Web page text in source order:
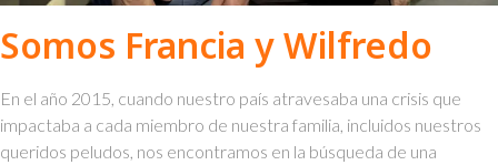
Somos Francia y Wilfredo
En el año 2015, cuando nuestro país atravesaba una crisis que
impactaba a cada miembro de nuestra familia, incluidos nuestros
queridos peludos, nos encontramos en la búsqueda de una